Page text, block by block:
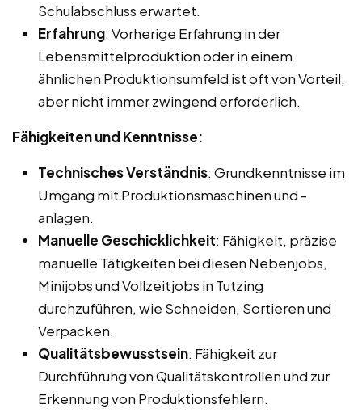
Schulabschluss erwartet.
Erfahrung: Vorherige Erfahrung in der
Lebensmittelproduktion oder in einem
ähnlichen Produktionsumfeld ist oft von Vorteil,
aber nicht immer zwingend erforderlich.
Fähigkeiten und Kenntnisse:
Technisches Verständnis: Grundkenntnisse im
Umgang mit Produktionsmaschinen und -
anlagen.
Manuelle Geschicklichkeit: Fähigkeit, präzise
manuelle Tätigkeiten bei diesen Nebenjobs,
Minijobs und Vollzeitjobs in Tutzing
durchzuführen, wie Schneiden, Sortieren und
Verpacken.
Qualitätsbewusstsein: Fähigkeit zur
Durchführung von Qualitätskontrollen und zur
Erkennung von Produktionsfehlern.